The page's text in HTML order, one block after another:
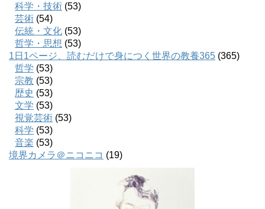
科学・技術 (53)
芸術 (54)
伝統・文化 (53)
哲学・思想 (53)
1日1ページ、読むだけで身につく世界の教養365 (365)
哲学 (53)
宗教 (53)
歴史 (53)
文学 (53)
視覚芸術 (53)
科学 (53)
音楽 (53)
境界カメラ＠ニコニコ (19)